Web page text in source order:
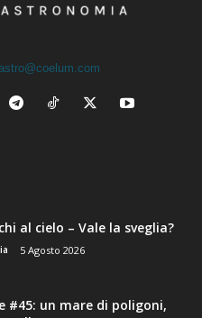
al cielo – Vale la sveglia?
5 Agosto 2026
#45: un mare di poligoni,